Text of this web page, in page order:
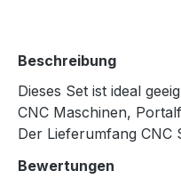
Beschreibung
Dieses Set ist ideal
CNC Maschinen,
Der Lieferumfang CNC
Bewertungen